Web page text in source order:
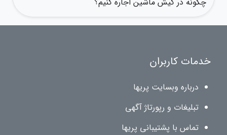
خدمات کاربران
درباره وبسایت پریها
تبلیغات و رپورتاژ آگهی
تماس با پشتیبانی پریها